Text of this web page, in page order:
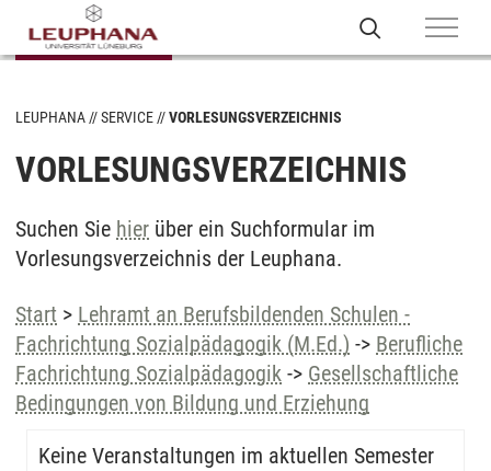
LEUPHANA SERVICE VORLESUNGSVERZEICHNIS
VORLESUNGSVERZEICHNIS
Suchen Sie hier über ein Suchformular im
Vorlesungsverzeichnis der Leuphana.
Start > Lehramt an Berufsbildenden Schulen -
Fachrichtung Sozialpädagogik (M.Ed.) -> Berufliche
Fachrichtung Sozialpädagogik -> Gesellschaftliche
Bedingungen von Bildung und Erziehung
Keine Veranstaltungen im aktuellen Semester